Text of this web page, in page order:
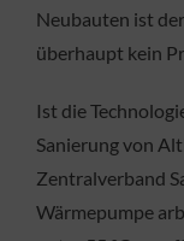
Neubauten ist
überhaupt kein
Ist die
Sanierung von
Zentralverband
Wärmepumpe